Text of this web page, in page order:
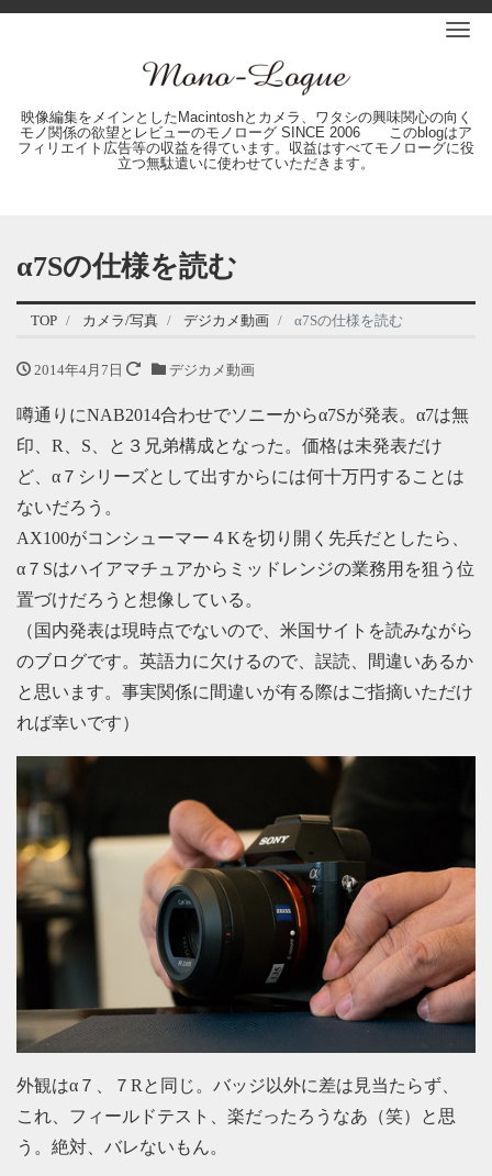
映像編集をメインとしたMacintoshとカメラ、ワタシの興味関心の向く
モノ関係の欲望とレビューのモノローグ SINCE 2006 このblogはア
フィリエイト広告等の収益を得ています。収益はすべてモノローグに役
立つ無駄遣いに使わせていただきます。
α7Sの仕様を読む
TOP カメラ/写真 デジカメ動画 α7Sの仕様を読む
2014年4月7日 デジカメ動画
噂通りにNAB2014合わせでソニーからα7Sが発表。α7は無
印、R、S、と３兄弟構成となった。価格は未発表だけ
ど、α７シリーズとして出すからには何十万円することは
ないだろう。
AX100がコンシューマー４Kを切り開く先兵だとしたら、
α７Sはハイアマチュアからミッドレンジの業務用を狙う位
置づけだろうと想像している。
（国内発表は現時点でないので、米国サイトを読みながら
のブログです。英語力に欠けるので、誤読、間違いあるか
と思います。事実関係に間違いが有る際はご指摘いただけ
れば幸いです）
外観はα７、７Rと同じ。バッジ以外に差は見当たらず、
これ、フィールドテスト、楽だったろうなあ（笑）と思
う。絶対、バレないもん。